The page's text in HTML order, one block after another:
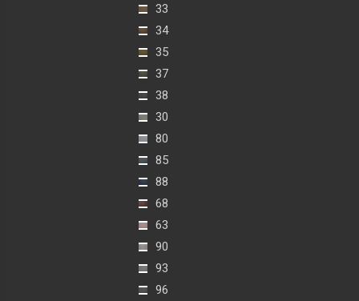
33
34
35
37
38
30
80
85
88
68
63
90
93
96